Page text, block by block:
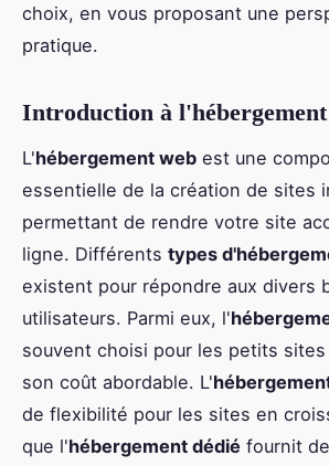
choix, en vous proposant une
pratique.
Introduction à
L'hébergement web est une
essentielle de la création de sites
permettant de rendre votre site
ligne. Différents types
existent pour répondre aux divers
utilisateurs. Parmi eux, l'
souvent choisi pour les petits
son coût abordable. L'
de flexibilité pour les sites en
que l'hébergement dédié fournit